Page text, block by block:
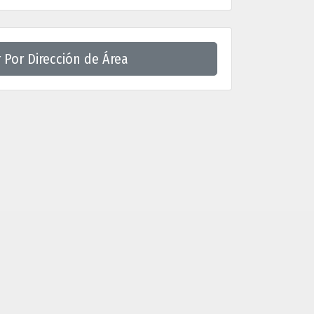
Dirección de Área